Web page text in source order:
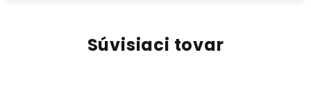
Súvisiaci tovar